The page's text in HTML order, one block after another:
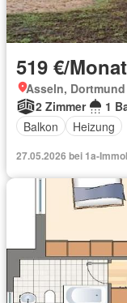
519 €/Monat
Asseln, Dortmund
2 Zimmer
1
Balkon
Heizung
27.05.2026 bei 1a-